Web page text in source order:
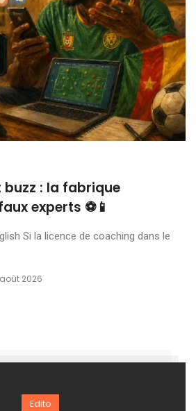
: la fabrique
experts ⚽📱
Si la licence de coaching dans le
2026
Edito